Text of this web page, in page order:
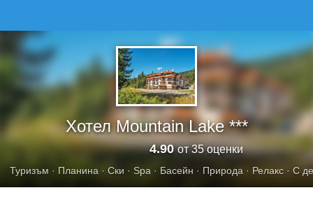
Хотел Mountain Lake ***
4.90от 35 оценки
Туризъм · Планина · Ски · Spa · Басейн · Природа · Релакс · С